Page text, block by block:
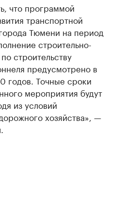
что программой
транспортной
Тюмени на период
строительно-
строительству
предусмотрено в
годов. Точные сроки
мероприятия будут
из условий
хозяйства», —